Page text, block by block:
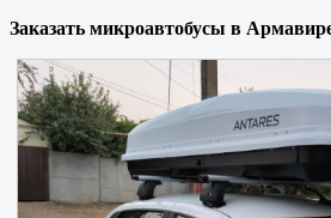
Заказать микроавтобусы в